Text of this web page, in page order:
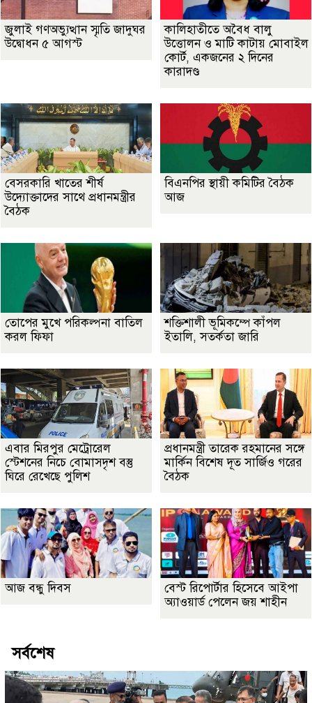
জুলাই গণঅভ্যুত্থান স্মৃতি জাদুঘর
উদ্বোধন ৫ আগস্ট
কালিহাতীতে অবৈধ বালু
উত্তোলন ও মাটি কাটায় মোবাইল
কোর্ট, একজনের ২ দিনের
কারাদণ্ড
বেসরকারি খাতের শীর্ষ
উদ্যোক্তাদের সাথে প্রধানমন্ত্রীর
বৈঠক
বিএনপির স্থায়ী কমিটির বৈঠক
আজ
তোপের মুখে পরিকল্পনা বাতিল
করল ফিফা
শক্তিশালী ভূমিকম্পে কাঁপল
ইতালি, সতর্কতা জারি
এবার মিরপুর মেট্রোরেল
স্টেশনের নিচে বোমাসদৃশ বস্তু
ঘিরে রেখেছে পুলিশ
প্রধানমন্ত্রী তারেক রহমানের সঙ্গে
মার্কিন বিশেষ দূত সার্জিও গরের
বৈঠক
আজ বন্ধু দিবস
বেস্ট রিপোর্টার হিসেবে আইপা
অ্যাওয়ার্ড পেলেন জয় শাহীন
সর্বশেষ